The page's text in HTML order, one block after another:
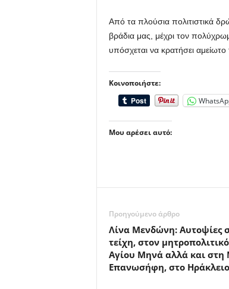
Από τα πλούσια πολιτιστικά
βράδια μας, μέχρι τον
υπόσχεται να κρατήσει αμείωτο
Κοινοποιήστε:
Μου αρέσει αυτό:
Προηγούμενο άρθρο
Λίνα Μενδώνη: Αυτοψίες
τείχη, στον
Αγίου Μηνά αλλά και στη
Επανωσήφη, στο Ηράκλειο